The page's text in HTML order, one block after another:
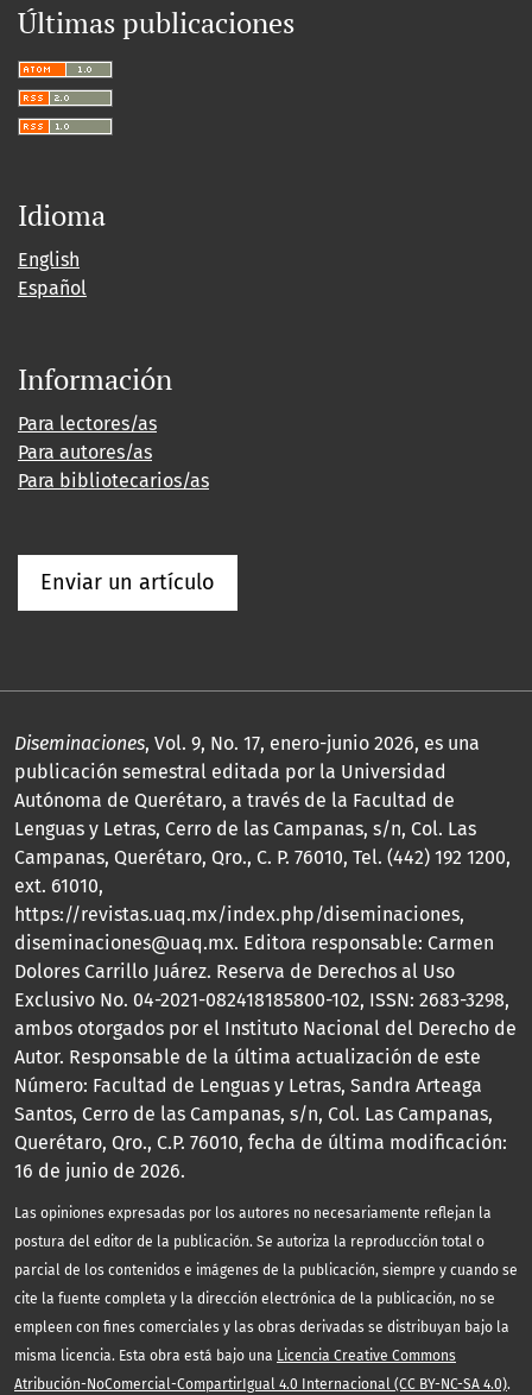
Últimas publicaciones
Idioma
English
Español
Información
Para lectores/as
Para autores/as
Para bibliotecarios/as
Enviar un artículo
Diseminaciones, Vol. 9, No. 17, enero-junio 2026, es una
publicación semestral editada por la Universidad
Autónoma de Querétaro, a través de la Facultad de
Lenguas y Letras, Cerro de las Campanas, s/n, Col. Las
Campanas, Querétaro, Qro., C. P. 76010, Tel. (442) 192 1200,
ext. 61010,
https://revistas.uaq.mx/index.php/diseminaciones,
diseminaciones@uaq.mx. Editora responsable: Carmen
Dolores Carrillo Juárez. Reserva de Derechos al Uso
Exclusivo No. 04-2021-082418185800-102, ISSN: 2683-3298,
ambos otorgados por el Instituto Nacional del Derecho de
Autor. Responsable de la última actualización de este
Número: Facultad de Lenguas y Letras, Sandra Arteaga
Santos, Cerro de las Campanas, s/n, Col. Las Campanas,
Querétaro, Qro., C.P. 76010, fecha de última modificación:
16 de junio de 2026.
Las opiniones expresadas por los autores no necesariamente reflejan la
postura del editor de la publicación. Se autoriza la reproducción total o
parcial de los contenidos e imágenes de la publicación, siempre y cuando se
cite la fuente completa y la dirección electrónica de la publicación, no se
empleen con fines comerciales y las obras derivadas se distribuyan bajo la
misma licencia. Esta obra está bajo una Licencia Creative Commons
Atribución-NoComercial-CompartirIgual 4.0 Internacional (CC BY-NC-SA 4.0).